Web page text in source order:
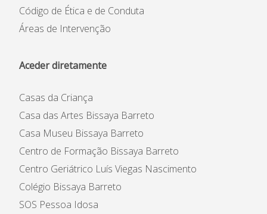
Código de Ética e de Conduta
Áreas de Intervenção
Aceder diretamente
Casas da Criança
Casa das Artes Bissaya Barreto
Casa Museu Bissaya Barreto
Centro de Formação Bissaya Barreto
Centro Geriátrico Luís Viegas Nascimento
Colégio Bissaya Barreto
SOS Pessoa Idosa